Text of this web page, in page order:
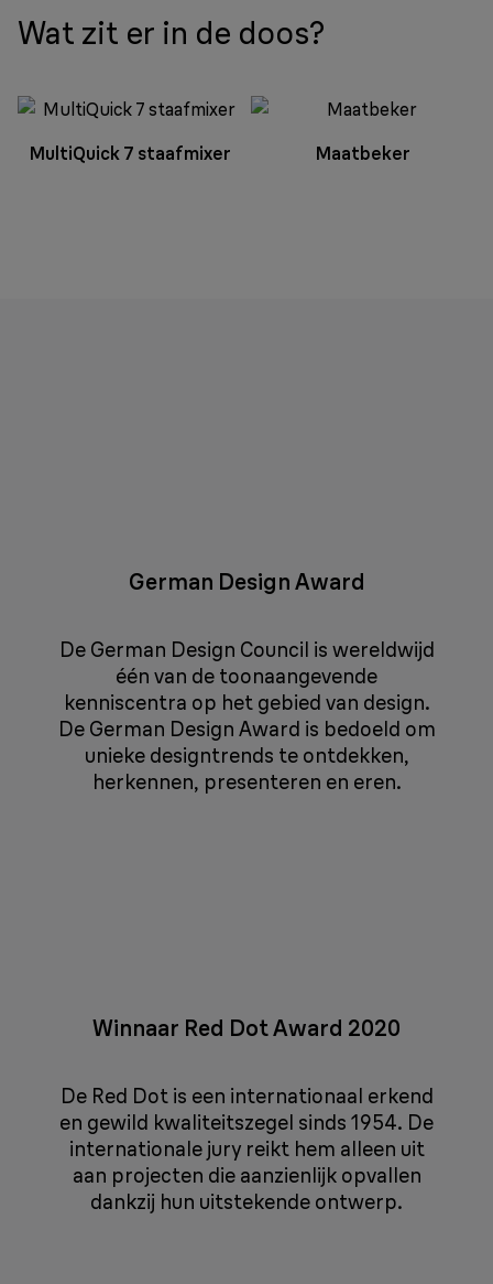
Wat zit er in de doos?
MultiQuick 7 staafmixer Maatbeker
German Design Award
De German Design Council is wereldwijd
één van de toonaangevende
kenniscentra op het gebied van design.
De German Design Award is bedoeld om
unieke designtrends te ontdekken,
herkennen, presenteren en eren.
Winnaar Red Dot Award 2020
De Red Dot is een internationaal erkend
en gewild kwaliteitszegel sinds 1954. De
internationale jury reikt hem alleen uit
aan projecten die aanzienlijk opvallen
dankzij hun uitstekende ontwerp.